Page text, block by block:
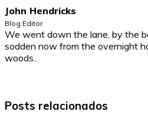
John Hendricks
Blog Editor
We went down the lane, by the
sodden now from the overnight
woods..
Posts relacionados